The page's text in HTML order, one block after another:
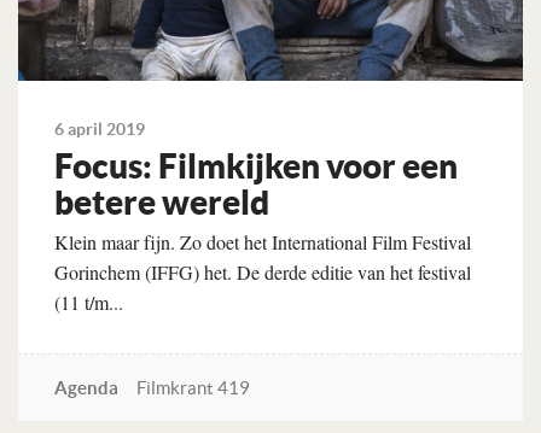
6 april 2019
Focus: Filmkijken voor een
betere wereld
Klein maar fijn. Zo doet het International Film Festival
Gorinchem (IFFG) het. De derde editie van het festival
(11 t/m...
Agenda Filmkrant 419